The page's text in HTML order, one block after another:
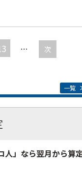
… 次
一覧
人」なら翌月から算